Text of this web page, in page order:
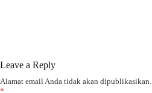
Leave a Reply
Alamat email Anda tidak akan dipublikasikan.
*